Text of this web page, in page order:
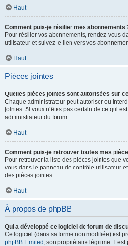
Haut
Comment puis-je résilier mes abonnements
Pour résilier vos abonnements, rendez-vous
utilisateur et suivez le lien vers vos
Haut
Pièces jointes
Quelles pièces jointes sont autorisées sur
Chaque administrateur peut autoriser ou
jointes. Si vous n’êtes pas certain de ce qui
administrateur du forum.
Haut
Comment puis-je retrouver toutes mes
Pour retrouver la liste des pièces jointes que
vous dans le panneau de contrôle utilisateur
des pièces jointes.
Haut
À propos de phpBB
Qui a développé ce logiciel de forum de
Ce logiciel (dans sa forme non modifiée) est
phpBB Limited , son propriétaire légitime. Il est